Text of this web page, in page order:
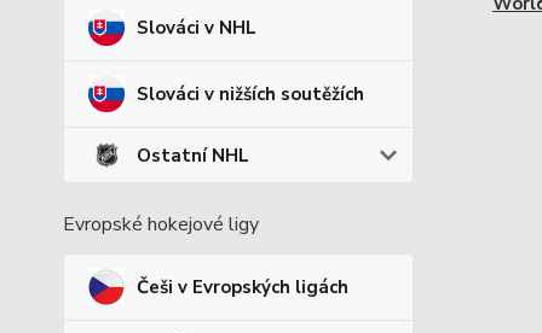
Slováci v NHL
Slováci v nižších soutěžích
Ostatní NHL
Evropské hokejové ligy
Češi v Evropských ligách